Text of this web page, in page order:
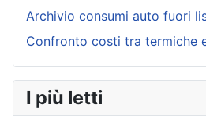
Archivio consumi auto fuori
Confronto costi tra termiche
I più letti